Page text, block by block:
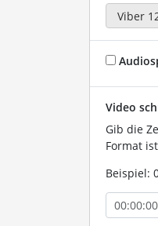
Video
Gib die
Format
Beispiel: